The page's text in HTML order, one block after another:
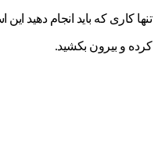
کرده و بیرون بکشید.